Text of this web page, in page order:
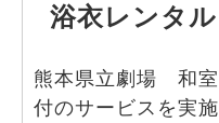
浴衣レンタ
熊本県立劇場 和室
付のサービスを実施